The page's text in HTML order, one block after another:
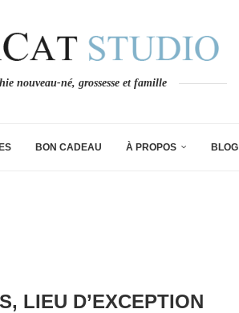
nouveau-né, grossesse et famille
BON CADEAU À PROPOS BLOG
LIEU D’EXCEPTION